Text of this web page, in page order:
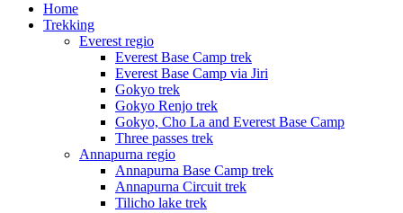
Home
Trekking
Everest regio
Everest Base Camp trek
Everest Base Camp via Jiri
Gokyo trek
Gokyo Renjo trek
Gokyo, Cho La and Everest Base Camp
Three passes trek
Annapurna regio
Annapurna Base Camp trek
Annapurna Circuit trek
Tilicho lake trek